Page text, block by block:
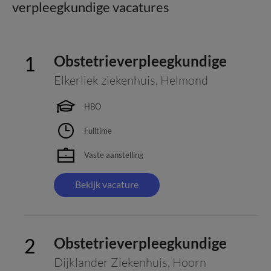
verpleegkundige vacatures
Obstetrieverpleegkundige
Elkerliek ziekenhuis, Helmond
HBO
Fulltime
Vaste aanstelling
Bekijk vacature
Obstetrieverpleegkundige
Dijklander Ziekenhuis, Hoorn